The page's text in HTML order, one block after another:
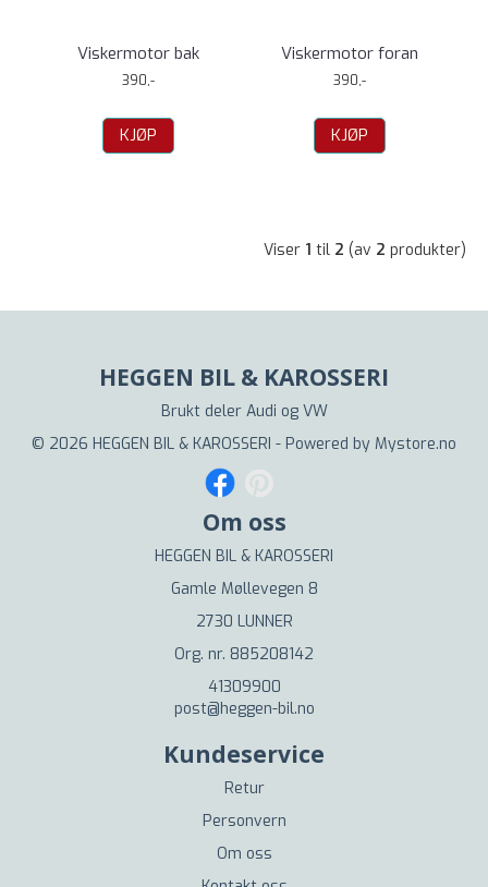
Viskermotor bak
390,-
KJØP
Viskermotor foran
390,-
KJØP
Viser 1 til 2 (av 2 produkter)
HEGGEN BIL & KAROSSERI
Brukt deler Audi og VW
© 2026 HEGGEN BIL & KAROSSERI - Powered by Mystore.no
Om oss
HEGGEN BIL & KAROSSERI
Gamle Møllevegen 8
2730 LUNNER
Org. nr. 885208142
41309900
post@heggen-bil.no
Kundeservice
Retur
Personvern
Om oss